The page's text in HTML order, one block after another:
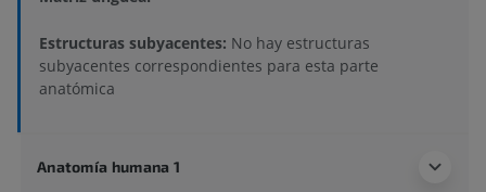
Estructuras subyacentes: No hay estructuras
subyacentes correspondientes para esta parte
anatómica
Anatomía humana 1